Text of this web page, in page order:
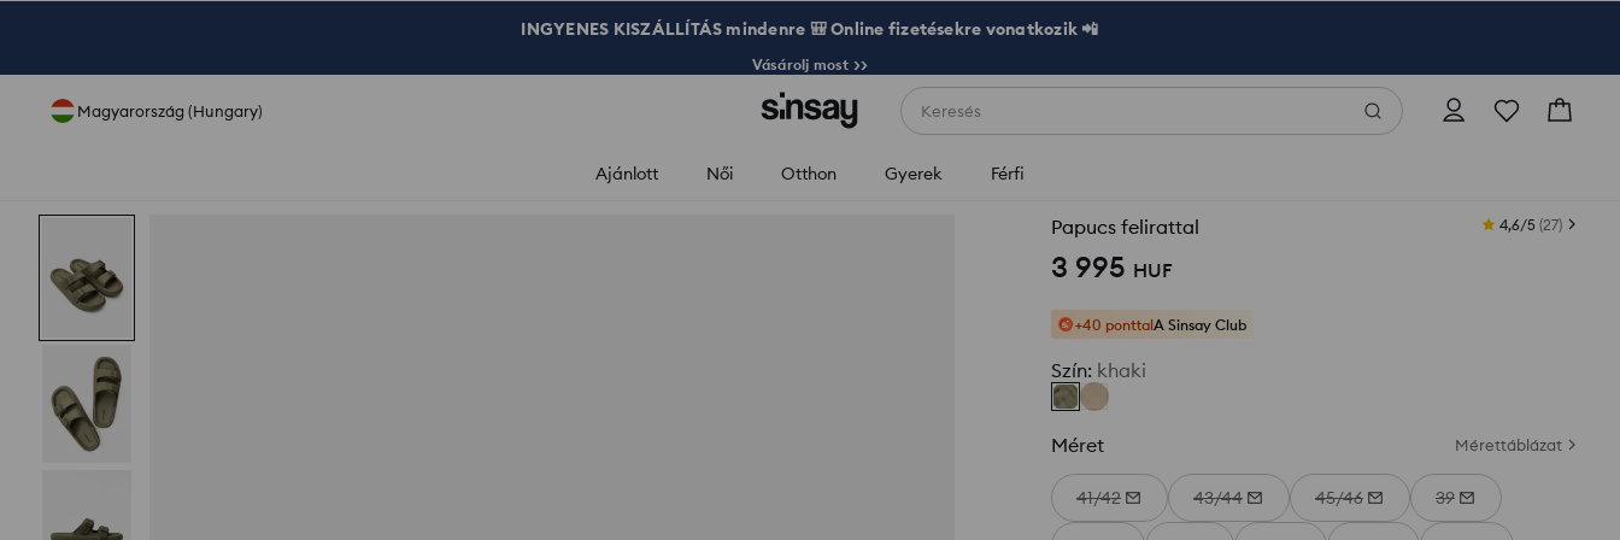
INGYENES KISZÁLLÍTÁS mindenre 🎒 Online fizetésekre vonatkozik 📲
Vásárolj most >>
Magyarország (Hungary) Keresés
Ajánlott Női Otthon Gyerek Férfi
Papucs felirattal 4,6/5 (27)
3 995 HUF
+40 ponttalA Sinsay Club
Szín: khaki
Méret Mérettáblázat
41/42 43/44 45/46 39